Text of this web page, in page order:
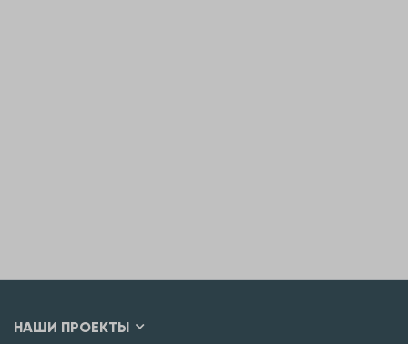
НАШИ ПРОЕКТЫ